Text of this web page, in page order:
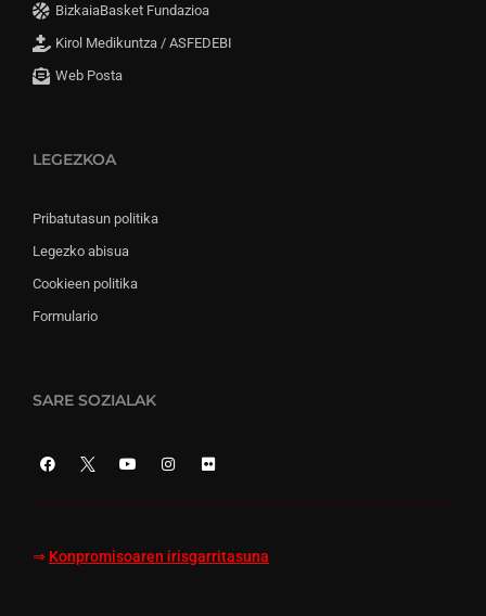
BizkaiaBasket Fundazioa
Kirol Medikuntza / ASFEDEBI
Web Posta
LEGEZKOA
Pribatutasun politika
Legezko abisua
Cookieen politika
Formulario
SARE SOZIALAK
⇒ Konpromisoaren irisgarritasuna